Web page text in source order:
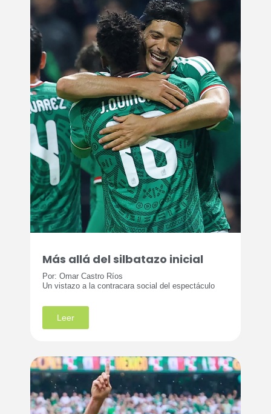
Más allá del silbatazo inicial
Por: Omar Castro Ríos
Un vistazo a la contracara social del espectáculo
Leer